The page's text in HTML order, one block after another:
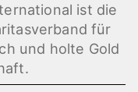
ist die
für
und holte Gold